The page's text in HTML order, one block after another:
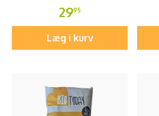
2995
Læg i kurv